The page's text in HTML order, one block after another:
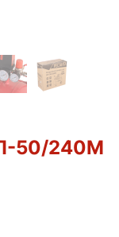
50/240М